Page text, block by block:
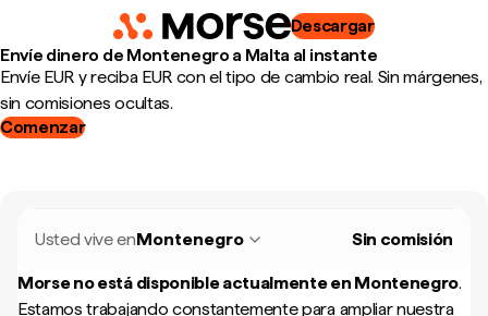
Descargar
Envíe dinero de Montenegro a Malta al instante
Envíe EUR y reciba EUR con el tipo de cambio real. Sin márgenes,
sin comisiones ocultas.
Comenzar
Usted vive enMontenegro Sin comisión
Morse no está disponible actualmente en Montenegro.
Estamos trabajando constantemente para ampliar nuestra